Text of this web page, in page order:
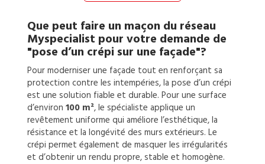
Que peut faire un maçon du réseau
Myspecialist pour votre demande de
"pose d’un crépi sur une façade"?
Pour moderniser une façade tout en renforçant sa
protection contre les intempéries, la pose d’un crépi
est une solution fiable et durable. Pour une surface
d’environ 100 m², le spécialiste applique un
revêtement uniforme qui améliore l’esthétique, la
résistance et la longévité des murs extérieurs. Le
crépi permet également de masquer les irrégularités
et d’obtenir un rendu propre, stable et homogène.